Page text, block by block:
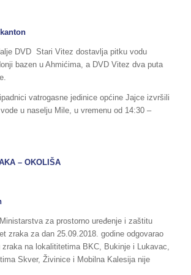
DVD Stari Vitez dostavlja pitku vodu
bazen u Ahmićima, a DVD Vitez dva puta
vatrogasne jedinice općine Jajce izvršili
u naselju Mile, u vremenu od 14:30 –
– OKOLIŠA
za prostorno uređenje i zaštitu
zraka za dan 25.09.2018. godine odgovarao
na lokalititetima BKC, Bukinje i Lukavac,
Skver, Živinice i Mobilna Kalesija nije